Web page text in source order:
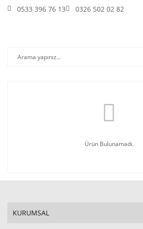
0533 396 76 13 0326 502 02 82
Ürün Bulunamadı.
KURUMSAL